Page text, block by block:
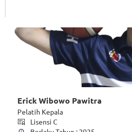
Erick Wibowo Pawitra
Pelatih Kepala
Lisensi C